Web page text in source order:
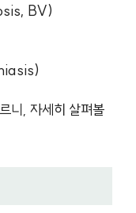
BV)
니, 자세히 살펴볼